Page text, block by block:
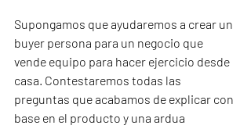
Supongamos que ayudaremos a crear un
buyer persona para un negocio que
vende equipo para hacer ejercicio desde
casa. Contestaremos todas las
preguntas que acabamos de explicar con
base en el producto y una ardua